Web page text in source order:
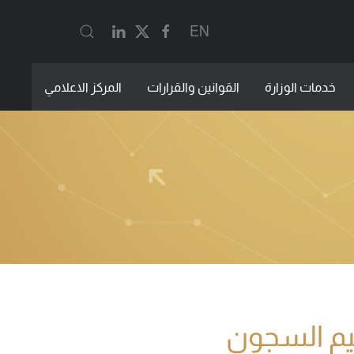
EN
خدمات الوزارة القوانين والقرارات المركز الاعلامي
السجون